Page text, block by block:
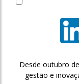
Desde outubro
gestão e